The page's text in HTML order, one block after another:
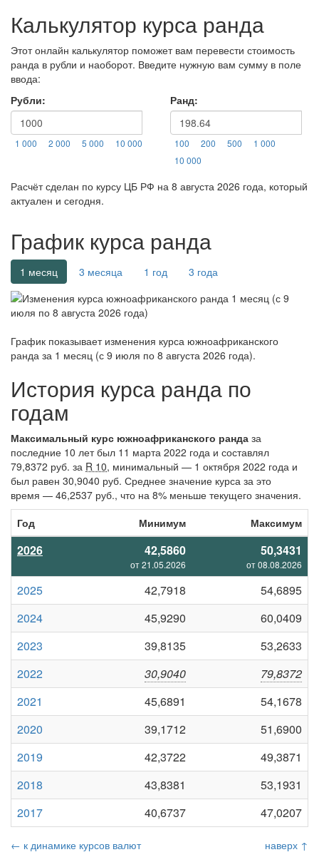
Калькулятор курса ранда
Этот онлайн калькулятор поможет вам перевести стоимость
ранда в рубли и наоборот. Введите нужную вам сумму в поле
ввода:
Рубли:
1 000 2 000 5 000 10 000
Ранд:
100 200 500
1 000
10 000
Расчёт сделан по курсу ЦБ РФ на 8 августа 2026 года, который
актуален и сегодня.
График курса ранда
1 месяц 3 месяца 1 год 3 года
График показывает изменения курса южноафриканского
ранда за 1 месяц (с 9 июля по 8 августа 2026 года).
История курса ранда по
годам
Максимальный курс южноафриканского ранда за
последние 10 лет был 11 марта 2022 года и составлял
79,8372 руб. за R 10, минимальный — 1 октября 2022 года и
был равен 30,9040 руб. Среднее значение курса за это
время — 46,2537 руб., что на 8% меньше текущего значения.
Год
Минимум Максимум
2026 42,5860
от 21.05.2026
50,3431
от 08.08.2026
2025 42,7918
54,6895
2024
45,9290
60,0409
2023
39,8135
53,2633
2022
30,9040
79,8372
2021
45,6891
54,1678
2020
39,1712
51,6900
2019
42,3722
49,3871
2018
43,8381
53,1931
2017
40,6737 47,0207
← к динамике курсов валют наверх ↑